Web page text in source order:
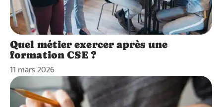
Quel métier exercer après une
formation CSE ?
11 mars 2026